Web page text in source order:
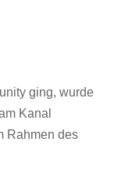
ging, wurde
Kanal
Rahmen des